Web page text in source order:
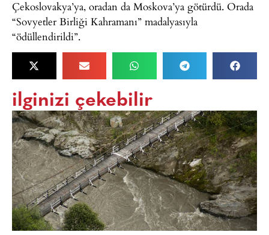
Çekoslovakya’ya, oradan da Moskova’ya götürdü. Orada
“Sovyetler Birliği Kahramanı” madalyasıyla
“ödüllendirildi”.
ilginizi çekebilir